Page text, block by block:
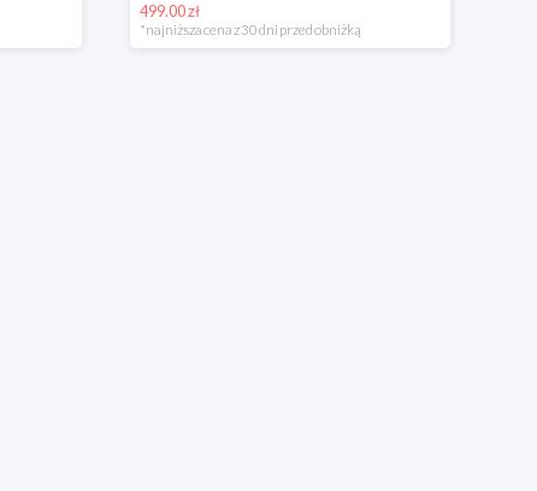
499.00 zł
*najniższa cena z 30 dni przed obniżką